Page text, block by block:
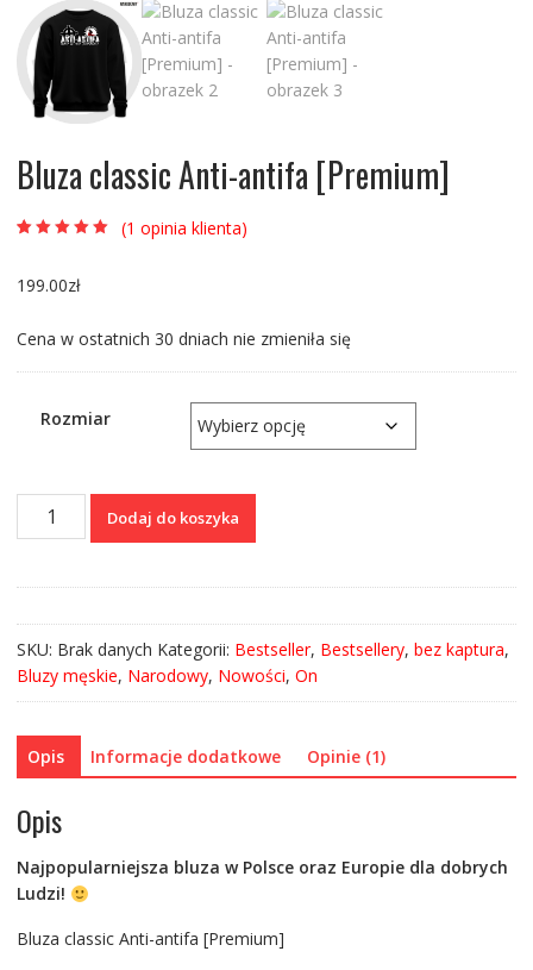
Bluza classic Anti-antifa [Premium]
podstawie
oceny klienta
(1 opinia klienta)
199.00zł
Cena w ostatnich 30 dniach nie zmieniła się
Rozmiar
Bluza
Anti-
Dodaj do koszyka
SKU: Brak danych Kategorii: Bestseller, Bestsellery, bez kaptura,
Bluzy męskie, Narodowy, Nowości, On
Opis Informacje dodatkowe Opinie (1)
Opis
Najpopularniejsza bluza w Polsce oraz Europie dla dobrych
Ludzi!
Bluza classic Anti-antifa [Premium]